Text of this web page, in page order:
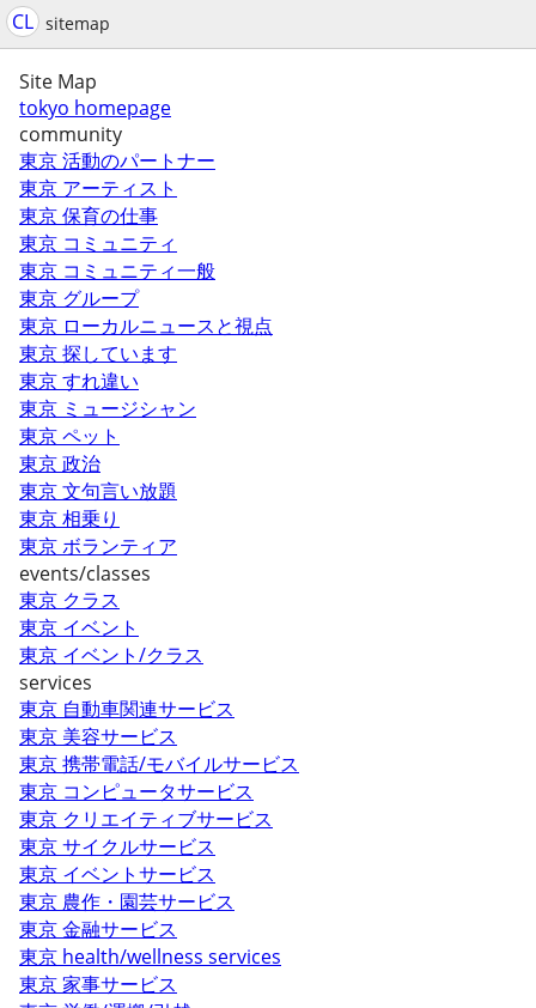
CL sitemap
Site Map
tokyo homepage
community
東京 活動のパートナー
東京 アーティスト
東京 保育の仕事
東京 コミュニティ
東京 コミュニティ一般
東京 グループ
東京 ローカルニュースと視点
東京 探しています
東京 すれ違い
東京 ミュージシャン
東京 ペット
東京 政治
東京 文句言い放題
東京 相乗り
東京 ボランティア
events/classes
東京 クラス
東京 イベント
東京 イベント/クラス
services
東京 自動車関連サービス
東京 美容サービス
東京 携帯電話/モバイルサービス
東京 コンピュータサービス
東京 クリエイティブサービス
東京 サイクルサービス
東京 イベントサービス
東京 農作・園芸サービス
東京 金融サービス
東京 health/wellness services
東京 家事サービス